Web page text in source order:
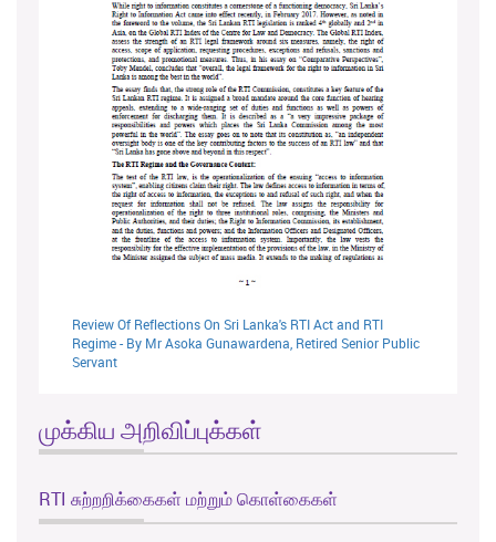
Review Of Reflections On Sri Lanka's RTI Act and RTI
Regime - By Mr Asoka Gunawardena, Retired Senior Public
Servant
முக்கிய அறிவிப்புக்கள்
RTI சுற்றறிக்கைகள் மற்றும் கொள்கைகள்